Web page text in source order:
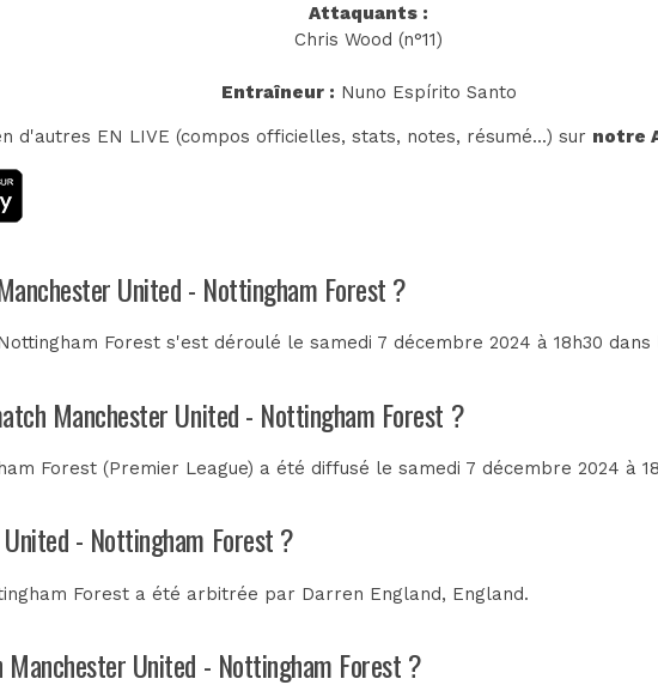
Attaquants :
Chris Wood (n°11)
Entraîneur : Nuno Espírito Santo
d'autres EN LIVE (compos officielles, stats, notes, résumé...) sur notre
United - Nottingham Forest ?
Forest s'est déroulé le samedi 7 décembre 2024 à 18h30
Manchester United - Nottingham Forest ?
Forest (Premier League) a été diffusé le samedi 7 décembre 2024 à
- Nottingham Forest ?
Forest a été arbitrée par Darren England, England.
United - Nottingham Forest ?